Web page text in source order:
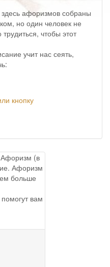
афоризмов собраны
но один человек не
чтобы этот
учит нас сеять,
кнопку
Афоризм (в
Афоризм
больше
вам